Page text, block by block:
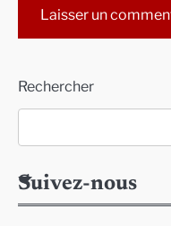
Rechercher
Suivez-nous